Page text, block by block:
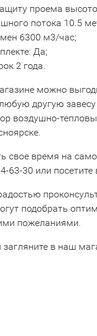
проема
потока 10.5
6300 м3/час;
Да;
2 года.
можно
другую завесу
воздушно-
свое время на
63-30 или
подобрать
пожеланиями.
в наш